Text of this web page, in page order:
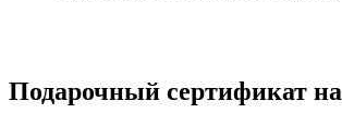
Подарочный сертификат